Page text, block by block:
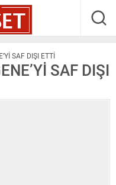
SAF DIŞI ETTİ
SAF DIŞI